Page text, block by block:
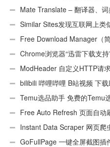
Mate Translate – 翻译器、词
Similar Sites发现互联网上类
Free Download Manager（
插件Chrome浏览器“迅雷下载支持
ModHeader 自定义HTTP请
bilibili 哔哩哔哩 B站视频 下
Temu选品助手 免费的Temu
件 Free Auto Refresh 页面自动
Instant Data Scraper 网页爬
GoFullPage 一键全屏截图插